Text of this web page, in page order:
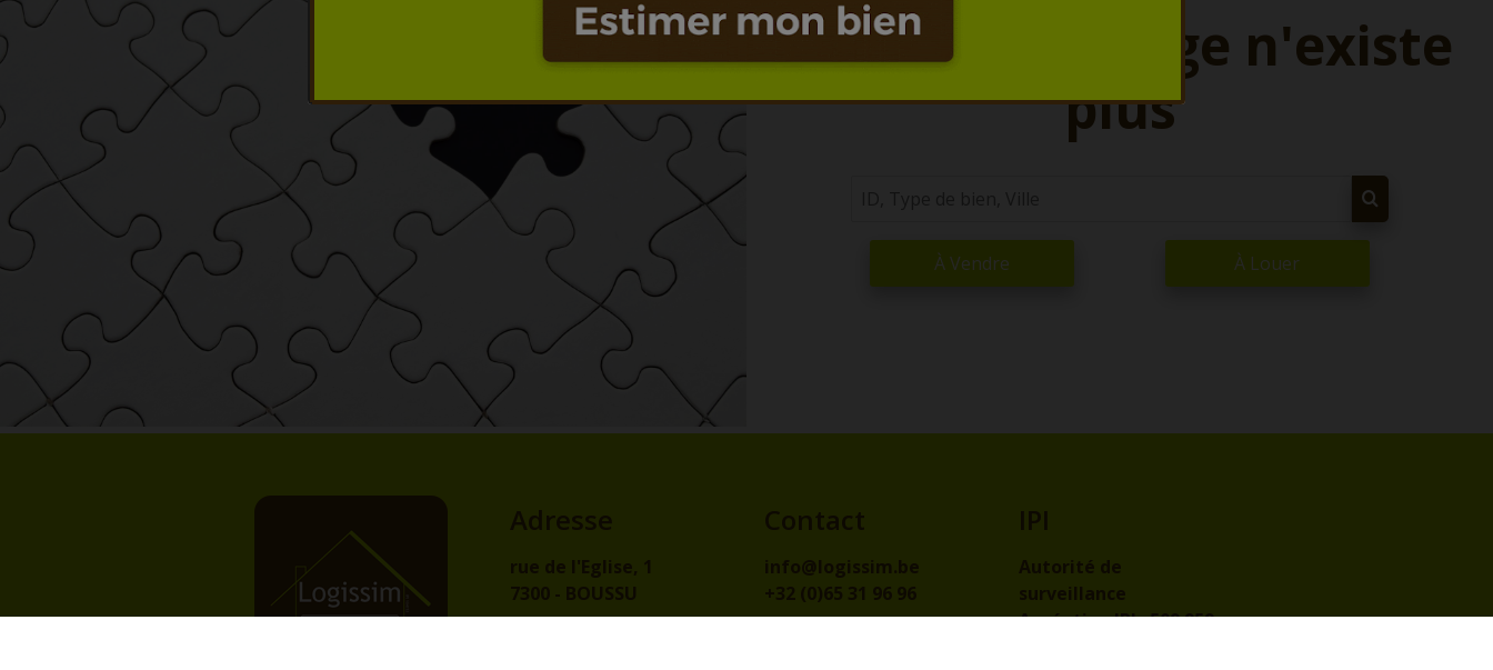
Oups, cette page n'existe
plus
À Vendre À Louer
Adresse
rue de l'Eglise, 1
7300 - BOUSSU
Contact
info@logissim.be
+32 (0)65 31 96 96
IPI
Autorité de
surveillance
Agréation IPI :509.959